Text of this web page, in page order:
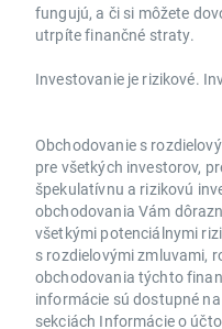
fungujú, a či si môžete
utrpíte finančné straty.
Investovanie je rizikové.
Obchodovanie s
pre všetkých investorov,
špekulatívnu a rizikovú
obchodovania Vám
všetkými potenciálnymi
s rozdielovými zmluvami,
obchodovania týchto
informácie sú dostupné
sekciách Informácie o